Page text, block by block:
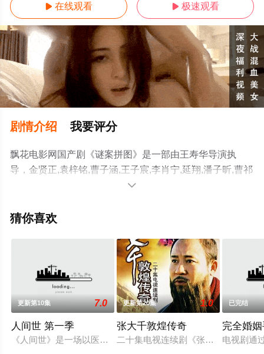
 在线观看  极速观看
剧情介绍 我要评分
飘花电影网国产剧《谜案拼图》是一部由王寿华导演执
导，金贤正,袁梓铭,曹子涵,王子宸,李肖宁,延翔,潘子昕,曹祁
元,刘佳萌,赵刚,苏雨润,宋一,周子贺,曹娜,沈天,刘廷楷,卜文
晓（已完结），手机免费观看高清未删减完整版电视剧全
视猫或剧情网等平台了解。
。

猜你喜欢
更新第10集 7.0
人间世 第一季
《人间世》是一场以医院为拍摄原点，聚焦医患双方面临病痛
更新第20集 1.0
张大千敦煌传奇
二十集电视连续剧《张大千敦煌传奇
已完结
完全婚
电视剧通